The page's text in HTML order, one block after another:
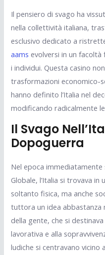
Il pensiero di svago ha
nella collettività italiana,
esclusivo dedicato a
aams evolversi in un
i individui. Questa casino
trasformazioni economico-
hanno definito l’Italia nel
modificando radicalmente
Il Svago
Dopoguerra
Nel epoca immediatamente
Globale, l’Italia si trovava
soltanto fisica, ma anche
tuttora un idea abbastanza
della gente, che si
lavorativa e alla
ludiche si centravano vicino